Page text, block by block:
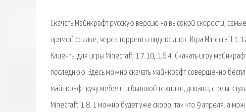
Скачать Майнкрафт русскую версию на высокой скорости,
прямой ссылке, через торрент и яндекс.диск. Игра Minecraft
Клиенты для игры Minecraft 1.7.10, 1.6.4. Скачать игру
последнюю. Здесь можно скачать майнкрафт совершенно
майнкрафт кучу мебели и бытовой техники, диваны, столы,
Minecraft 1.8. 1 можно будет уже скоро, так что 9 апреля. а